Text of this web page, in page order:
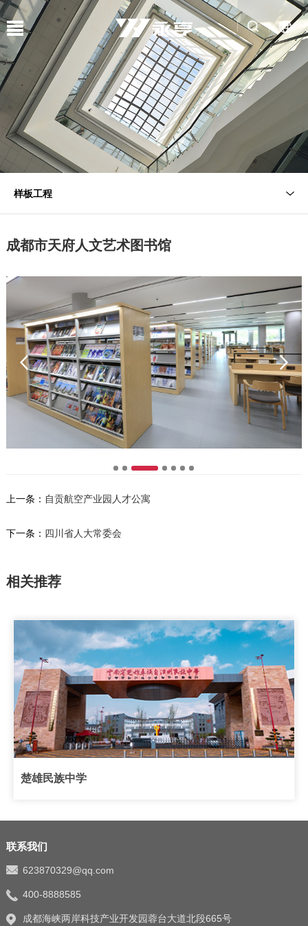
样板工程
成都市天府人文艺术图书馆
上一条： 自贡航空产业园人才公寓
下一条： 四川省人大常委会
相关推荐
楚雄民族中学
联系我们
623870329@qq.com
400-8888585
成都海峡两岸科技产业开发园蓉台大道北段665号